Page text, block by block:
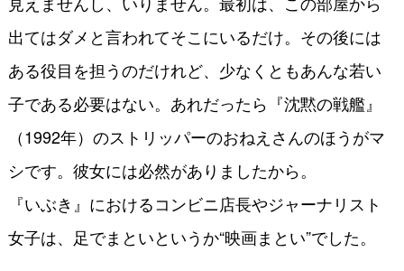
出てはダメと言われてそこにいるだけ。その後には
ある役目を担うのだけれど、少なくともあんな若い
子である必要はない。あれだったら『沈黙の戦艦』
（1992年）のストリッパーのおねえさんのほうがマ
シです。彼女には必然がありましたから。
『いぶき』におけるコンビニ店長やジャーナリスト
女子は、足でまといというか“映画まとい”でした。